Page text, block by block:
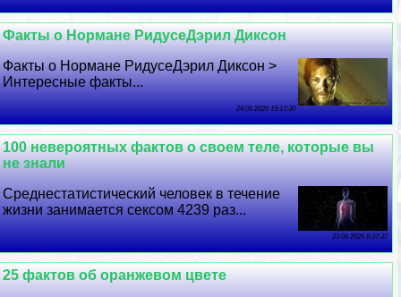
Факты о Нормане РидусеДэрил Диксон
Факты о Нормане РидусеДэрил Диксон >
Интересные факты...
24 06 2026 15:17:30
100 невероятных фактов о своем теле, которые вы
не знали
Среднестатистический человек в течение
жизни занимается ceкcом 4239 раз...
23 06 2026 8:37:37
25 фактов об оранжевом цвете